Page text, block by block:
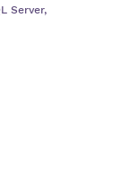
Server,